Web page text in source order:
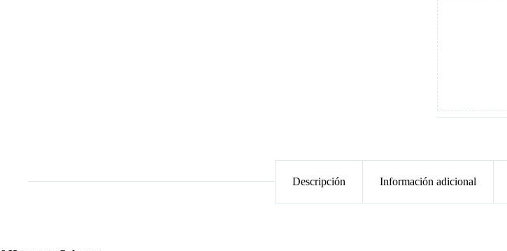
Descripción Información adicional